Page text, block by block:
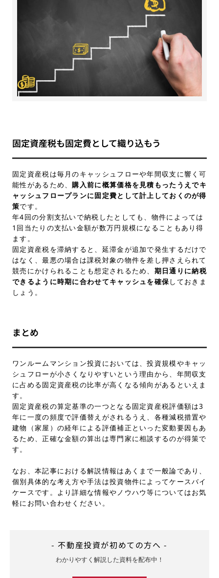
固定資産税も固定費として織り込もう
固定資産税は毎月のキャッシュフローや年間収支に響く可
能性があるため、購入前に概算価格を見積もったうえでキ
ャッシュフロープランに固定費として計上しておくのが得
策です。
年4回の分割支払いで納税したとしても、物件によっては
1回当たりの支払い金額が数万円規模になることもあり得
ます。
固定資産税を滞納すると、延滞金が追加で発生するだけで
はなく、最悪の場合は課税対象の物件を差し押さえられて
競売にかけられることも想定されるため、 期日通りに納税
できるように時期に合わせてキャッシュを確保しておきま
しょう。
まとめ
ワンルームマンション投資においては、投資規模やキャッ
シュフローが小さくなりやすいという理由から、年間収支
に占める固定資産税の比率が高くなる傾向があるといえま
す。
固定資産税の算定基準の一つとなる固定資産税評価額は3
年に一度の頻度で評価替えがされるうえ、各種減税措置や
建物（家屋）の経年による評価補正といった変動要因もあ
るため、正確な金額の算出は専門家に相談するのが得策で
す。
なお、本記事における解説情報はあくまで一般論であり、
個別具体的な考え方や手法は投資物件によってケースバイ
ケースです。より詳細な情報やノウハウ等についてはお気
軽にお問い合わせください。
- 不動産投資が初めての方へ -
わかりやすく解説した資料を配布中！